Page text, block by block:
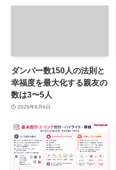
ダンバー数150人の法則と
幸福度を最大化する親友の
数は3〜5人
2026年8月6日